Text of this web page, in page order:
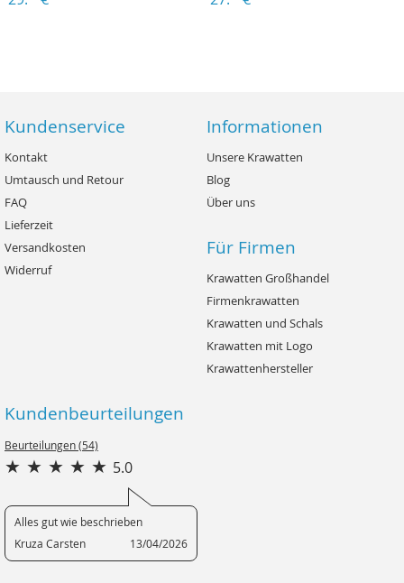
Kundenservice
Kontakt
Umtausch und Retour
FAQ
Lieferzeit
Versandkosten
Widerruf
Informationen
Unsere Krawatten
Blog
Über uns
Für Firmen
Krawatten Großhandel
Firmenkrawatten
Krawatten und Schals
Krawatten mit Logo
Krawattenhersteller
Kundenbeurteilungen
Beurteilungen (54)
5.0
Alles gut wie beschrieben
Kruza Carsten
13/04/2026